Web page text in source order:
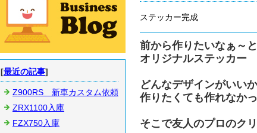
ステッカー完成
前から作りたいなぁ～
オリジナルステッカー
どんなデザインがいい
作りたくても作れなか
そこで友人のプロのク
[最近の記事]
Z900RS 新車カスタム依頼
ZRX1100入庫
FZX750入庫